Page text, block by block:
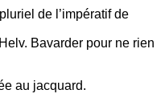
de l’impératif de
Bavarder pour ne rien
au jacquard.